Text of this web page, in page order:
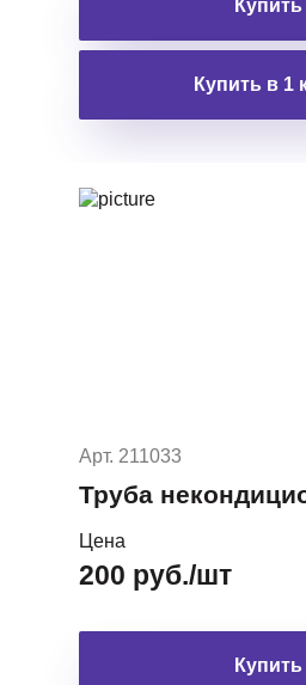
Купить
Купить в 1
Арт. 211033
Труба
Цена
200 руб./шт
Купить